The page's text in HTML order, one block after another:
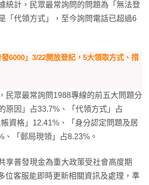
統計，民眾最常詢問的問題為「無法登
「代領方式」，至今詢問電話已超過6
6000」3/22開放登記，5大領取方式、措
民眾最常詢問1988專線的前五大問題分
原因」占33.7%、「代領方式」占
資格」12.41%、「身分認定問題及居
、「郵局現領」占8.23%。
享普發現金為重大政策受社會高度期
位客服能即時更新相關資訊及處理，準